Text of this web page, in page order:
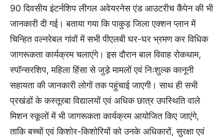
90 दिवसीय इंटर्नशिप लीगल अवेयरनेस एंड आउटरीच कैंपेन की भी
जानकारी दी गई। बताया गया कि पाकुड़ जिला एक्शन प्लान में
चिन्हित वल्नरेबल गांवों में सभी पीएलबी घर-घर भ्रमण कर विधिक
जागरूकता कार्यक्रम चलाएंगे। इस दौरान बाल विवाह रोकथाम,
स्पॉन्सरशिप, महिला हिंसा से जुड़े मामलों एवं निःशुल्क कानूनी
सहायता की जानकारी लोगों तक पहुंचाई जाएगी। साथ ही सभी
प्रखंडों के कस्तूरबा विद्यालयों एवं अधिक छात्र उपस्थिति वाले
मिशन स्कूलों में भी जागरूकता कार्यक्रम आयोजित किए जाएंगे,
ताकि बच्चों एवं किशोर-किशोरियों को उनके अधिकारों, सुरक्षा एवं